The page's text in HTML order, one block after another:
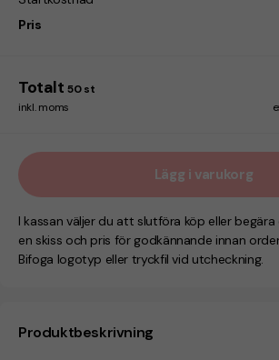
Produktbeskrivning
Pris
Totalt 50 st
inkl. moms
Lägg i varukorg
I kassan väljer du att slutföra köp eller
en skiss och pris för godkännande innan
Bifoga logotyp eller tryckfil vid utcheckning.